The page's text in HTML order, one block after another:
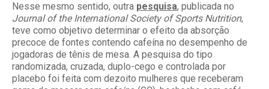
Nesse mesmo sentido, outra pesquisa, publicada no
Journal of the International Society of Sports Nutrition,
teve como objetivo determinar o efeito da absorção
precoce de fontes contendo cafeína no desempenho de
jogadoras de tênis de mesa. A pesquisa do tipo
randomizada, cruzada, duplo-cego e controlada por
placebo foi feita com dezoito mulheres que receberam